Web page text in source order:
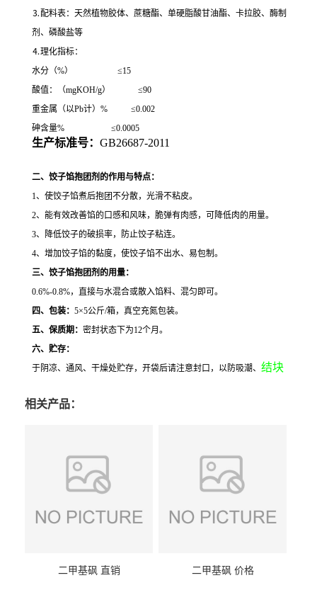
⒊配料表：天然植物胶体、蔗糖酯、单硬脂酸甘油酯、卡拉胶、酶制
剂、磷酸盐等
⒋理化指标：
水分（%） ≤15
酸值：（mgKOH/g） ≤90
重金属（以Pb计）% ≤0.002
砷含量% ≤0.0005
生产标准号： GB26687-2011
二、饺子馅抱团剂的作用与特点：
1、使饺子馅煮后抱团不分散，光滑不粘皮。
2、能有效改善馅的口感和风味，脆弹有肉感，可降低肉的用量。
3、降低饺子的破损率，防止饺子粘连。
4、增加饺子馅的黏度，使饺子馅不出水、易包制。
三、饺子馅抱团剂的用量：
0.6%-0.8%，直接与水混合或散入馅料、混匀即可。
四、包装： 5×5公斤/箱，真空充氮包装。
五、保质期： 密封状态下为12个月。
六、贮存：
于阴凉、通风、干燥处贮存，开袋后请注意封口，以防吸潮、 结块
相关产品：
二甲基砜 直销 二甲基砜 价格